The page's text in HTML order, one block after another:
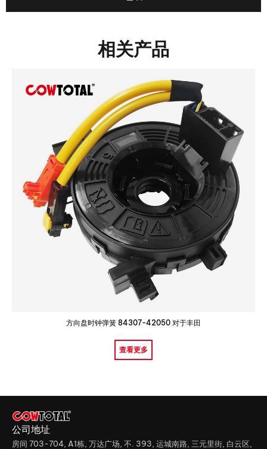
相关产品
方向盘时钟弹簧 84307-42050 对于丰田
查看更多
公司地址
房间 703-704, A1栋, 万达广场, 不. 393, 运城南路, 三元里街, 白云区,